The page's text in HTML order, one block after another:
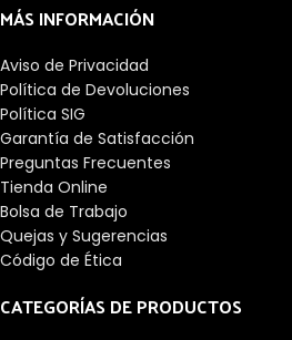
MÁS INFORMACIÓN
Aviso de Privacidad
Política de Devoluciones
Política SIG
Garantía de Satisfacción
Preguntas Frecuentes
Tienda Online
Bolsa de Trabajo
Quejas y Sugerencias
Código de Ética
CATEGORÍAS DE PRODUCTOS